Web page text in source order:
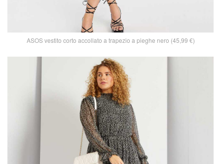
ASOS vestito corto accollato a trapezio a pieghe nero (45,99 €)